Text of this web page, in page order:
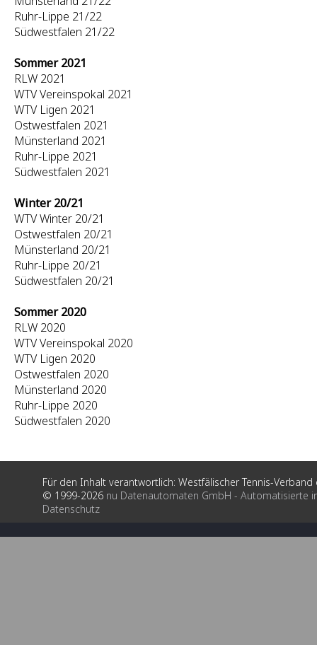
Ruhr-Lippe 21/22
Südwestfalen 21/22
Sommer 2021
RLW 2021
WTV Vereinspokal 2021
WTV Ligen 2021
Ostwestfalen 2021
Münsterland 2021
Ruhr-Lippe 2021
Südwestfalen 2021
Winter 20/21
WTV Winter 20/21
Ostwestfalen 20/21
Münsterland 20/21
Ruhr-Lippe 20/21
Südwestfalen 20/21
Sommer 2020
RLW 2020
WTV Vereinspokal 2020
WTV Ligen 2020
Ostwestfalen 2020
Münsterland 2020
Ruhr-Lippe 2020
Südwestfalen 2020
Für den Inhalt verantwortlich: Westfälischer Tennis-Verband
© 1999-2026 nu Datenautomaten GmbH - Automatisierte
Datenschutz